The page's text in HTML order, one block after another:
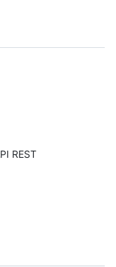
REST